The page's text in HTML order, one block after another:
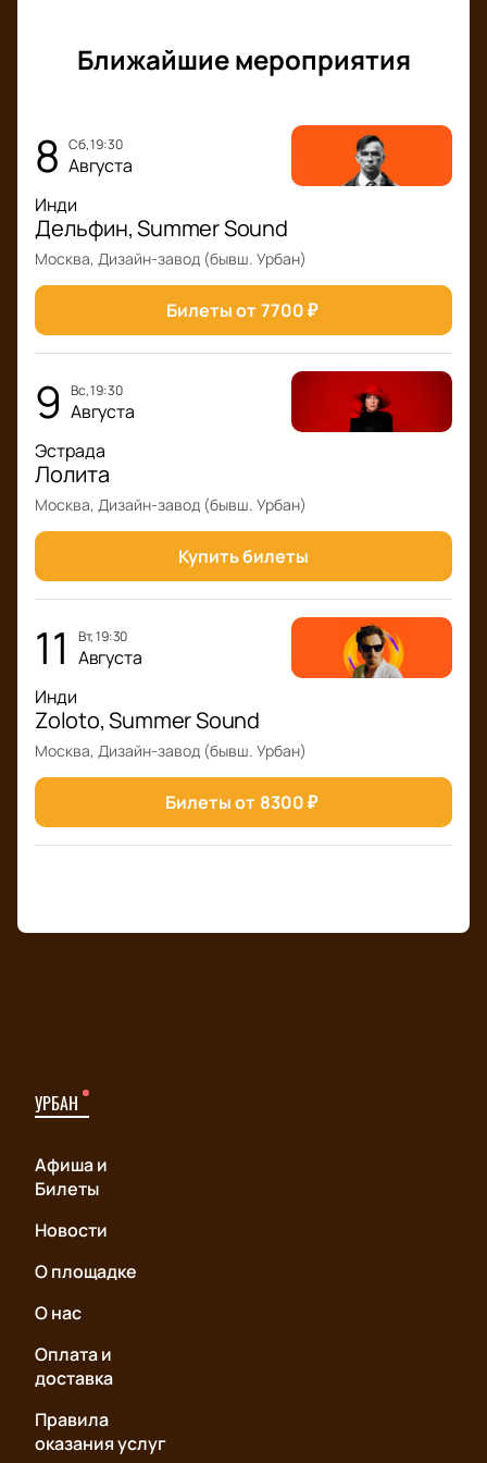
исполнителя Игоря Растеряева вы можете на
нашем сайте. Используйте электронный план зала
Ближайшие мероприятия
8 сб, 19:30
Августа
Инди
Дельфин, Summer Sound
Москва, Дизайн-завод (бывш. Урбан)
Билеты от 7700₽
9 вс, 19:30
Августа
Эстрада
Лолита
Москва, Дизайн-завод (бывш. Урбан)
Купить билеты
11 вт, 19:30
Августа
Инди
Zoloto, Summer Sound
Москва, Дизайн-завод (бывш. Урбан)
Билеты от 8300₽
УРБАН
Афиша и
Билеты
Новости
О площадке
О нас
Оплата и
доставка
Правила
оказания услуг